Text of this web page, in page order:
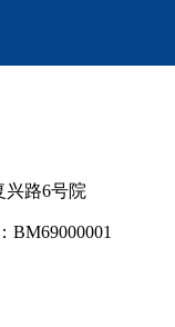
路6号院
BM69000001